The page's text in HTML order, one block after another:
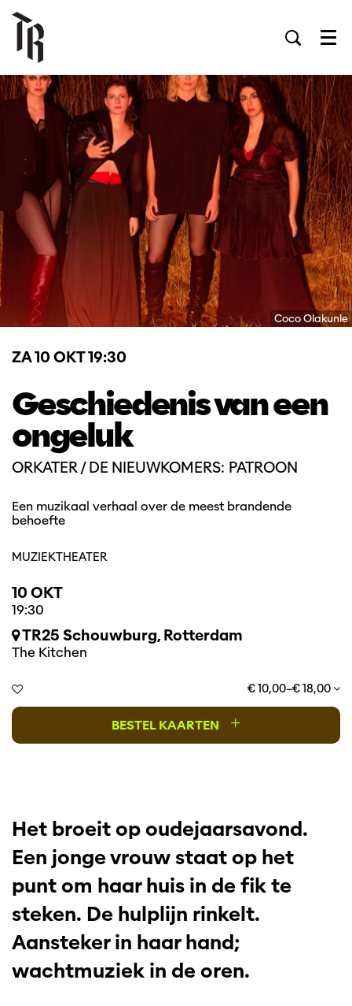
Coco Olakunle
Geschiedenis van een
ongeluk
ORKATER / DE NIEUWKOMERS: PATROON
ZA 10 OKT19:30
Een muzikaal verhaal over de meest brandende
behoefte
MUZIEKTHEATER
10 OKT
19:30
TR25 Schouwburg, Rotterdam
The Kitchen
€ 10,00–€ 18,00
BESTEL KAARTEN +
Het broeit op oudejaarsavond.
Een jonge vrouw staat op het
punt om haar huis in de fik te
steken. De hulplijn rinkelt.
Aansteker in haar hand;
wachtmuziek in de oren.